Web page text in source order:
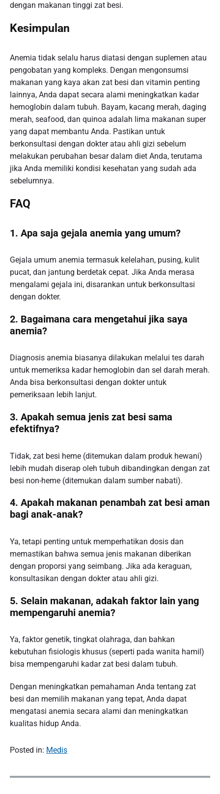
dengan makanan tinggi zat besi.
Kesimpulan
Anemia tidak selalu harus diatasi dengan suplemen atau
pengobatan yang kompleks. Dengan mengonsumsi
makanan yang kaya akan zat besi dan vitamin penting
lainnya, Anda dapat secara alami meningkatkan kadar
hemoglobin dalam tubuh. Bayam, kacang merah, daging
merah, seafood, dan quinoa adalah lima makanan super
yang dapat membantu Anda. Pastikan untuk
berkonsultasi dengan dokter atau ahli gizi sebelum
melakukan perubahan besar dalam diet Anda, terutama
jika Anda memiliki kondisi kesehatan yang sudah ada
sebelumnya.
FAQ
1. Apa saja gejala anemia yang umum?
Gejala umum anemia termasuk kelelahan, pusing, kulit
pucat, dan jantung berdetak cepat. Jika Anda merasa
mengalami gejala ini, disarankan untuk berkonsultasi
dengan dokter.
2. Bagaimana cara mengetahui jika saya
anemia?
Diagnosis anemia biasanya dilakukan melalui tes darah
untuk memeriksa kadar hemoglobin dan sel darah merah.
Anda bisa berkonsultasi dengan dokter untuk
pemeriksaan lebih lanjut.
3. Apakah semua jenis zat besi sama
efektifnya?
Tidak, zat besi heme (ditemukan dalam produk hewani)
lebih mudah diserap oleh tubuh dibandingkan dengan zat
besi non-heme (ditemukan dalam sumber nabati).
4. Apakah makanan penambah zat besi aman
bagi anak-anak?
Ya, tetapi penting untuk memperhatikan dosis dan
memastikan bahwa semua jenis makanan diberikan
dengan proporsi yang seimbang. Jika ada keraguan,
konsultasikan dengan dokter atau ahli gizi.
5. Selain makanan, adakah faktor lain yang
mempengaruhi anemia?
Ya, faktor genetik, tingkat olahraga, dan bahkan
kebutuhan fisiologis khusus (seperti pada wanita hamil)
bisa mempengaruhi kadar zat besi dalam tubuh.
Dengan meningkatkan pemahaman Anda tentang zat
besi dan memilih makanan yang tepat, Anda dapat
mengatasi anemia secara alami dan meningkatkan
kualitas hidup Anda.
Posted in: Medis
P